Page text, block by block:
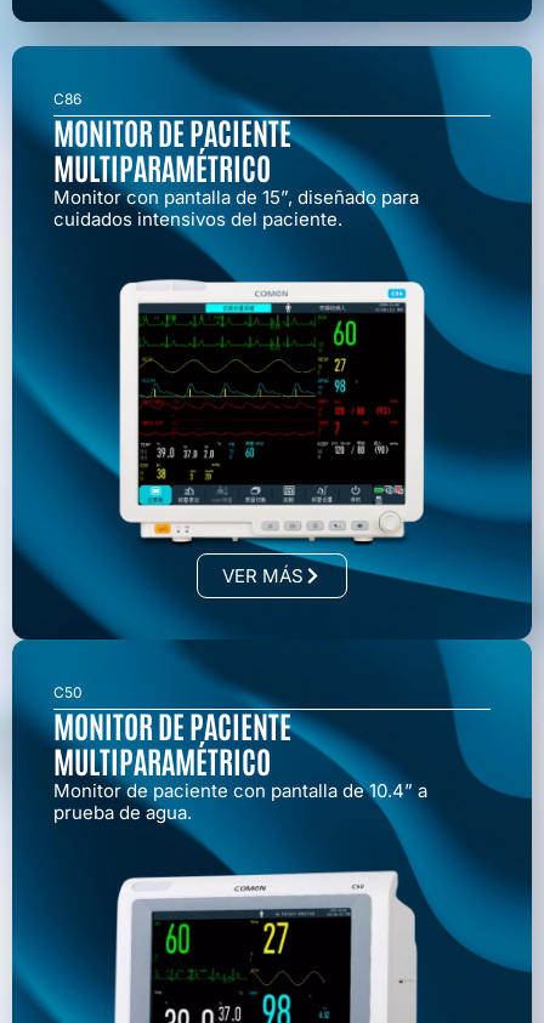
C86
MONITOR DE PACIENTE
MULTIPARAMÉTRICO
Monitor con pantalla de 15”, diseñado para
cuidados intensivos del paciente.
VER MÁS
C50
MONITOR DE PACIENTE
MULTIPARAMÉTRICO
Monitor de paciente con pantalla de 10.4” a
prueba de agua.